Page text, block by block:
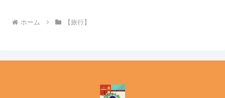
ホーム 【旅行】